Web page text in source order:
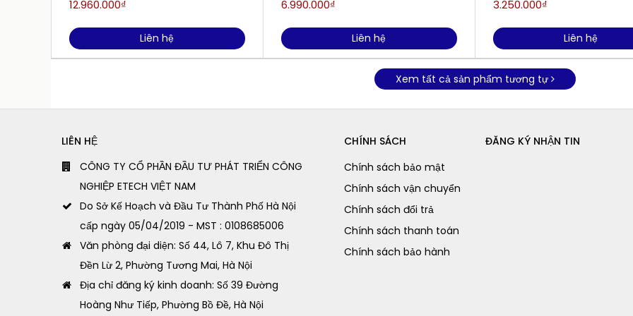
12.960.000₫
Liên hệ
6.990.000₫
Liên hệ
3.250.000₫
Liên hệ
Xem tất cả sản phẩm tương tự
LIÊN HỆ
CÔNG TY CỔ PHẦN ĐẦU TƯ PHÁT TRIỂN CÔNG
NGHIỆP ETECH VIỆT NAM
Do Sở Kế Hoạch và Đầu Tư Thành Phố Hà Nội
cấp ngày 05/04/2019 - MST : 0108685006
Văn phòng đại diện: Số 44, Lô 7, Khu Đô Thị
Đền Lừ 2, Phường Tương Mai, Hà Nội
Địa chỉ đăng ký kinh doanh: Số 39 Đường
Hoàng Như Tiếp, Phường Bồ Đề, Hà Nội
CHÍNH SÁCH
Chính sách bảo mật
Chính sách vận chuyển
Chính sách đổi trả
Chính sách thanh toán
Chính sách bảo hành
ĐĂNG KÝ NHẬN TIN